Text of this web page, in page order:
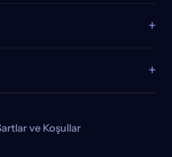
+
+
ve Koşullar